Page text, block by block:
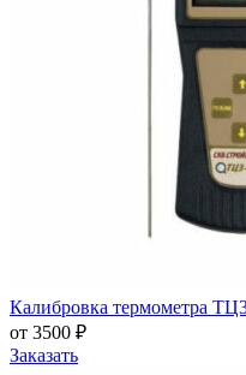
Калибровка термометра
от 3500 ₽
Заказать